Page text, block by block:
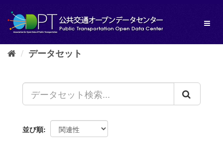
し
データセット
並び順